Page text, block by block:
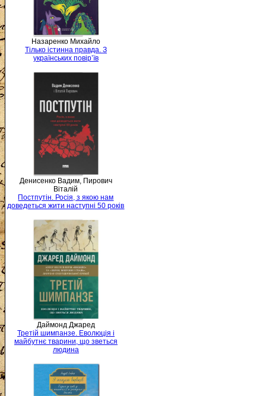
Назаренко Михайло
Тілько істинна правда. З
українських повір’їв
Денисенко Вадим, Пирович
Віталій
Постпутін. Росія, з якою нам
доведеться жити наступні 50 років
Даймонд Джаред
Третій шимпанзе. Еволюція і
майбутнє тварини, що зветься
людина